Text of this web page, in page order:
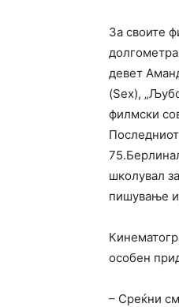
За своите
девет
(Sex),
филмски
школувал
пишување и
особен
– Среќни